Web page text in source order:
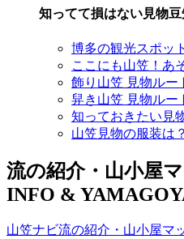
知ってて損はない見物
博多の観光スポッ
ここにも山笠！あ
飾り山笠 見物ルー
舁き山笠 見物ルー
知っておきたい見
山笠見物の服装は
流の紹介・山小屋
INFO &
山笠ナビ流の紹介・山小屋マ